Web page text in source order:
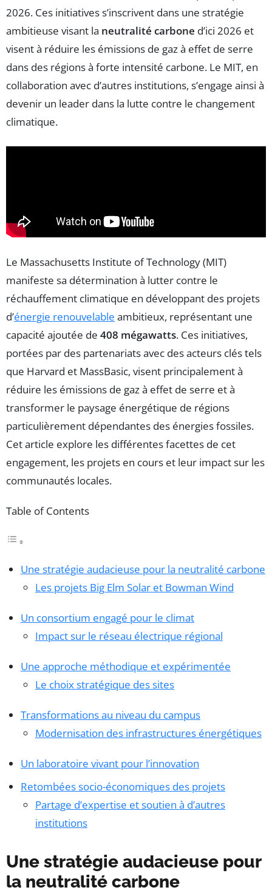
2026. Ces initiatives s’inscrivent dans une stratégie
ambitieuse visant la neutralité carbone d’ici 2026 et
visent à réduire les émissions de gaz à effet de serre
dans des régions à forte intensité carbone. Le MIT, en
collaboration avec d’autres institutions, s’engage ainsi à
devenir un leader dans la lutte contre le changement
climatique.
Le Massachusetts Institute of Technology (MIT)
manifeste sa détermination à lutter contre le
réchauffement climatique en développant des projets
d’énergie renouvelable ambitieux, représentant une
capacité ajoutée de 408 mégawatts. Ces initiatives,
portées par des partenariats avec des acteurs clés tels
que Harvard et MassBasic, visent principalement à
réduire les émissions de gaz à effet de serre et à
transformer le paysage énergétique de régions
particulièrement dépendantes des énergies fossiles.
Cet article explore les différentes facettes de cet
engagement, les projets en cours et leur impact sur les
communautés locales.
Table of Contents
Une stratégie audacieuse pour la neutralité carbone
Les projets Big Elm Solar et Bowman Wind
Un consortium engagé pour le climat
Impact sur le réseau électrique régional
Une approche méthodique et expérimentée
Le choix stratégique des sites
Transformations au niveau du campus
Modernisation des infrastructures énergétiques
Un laboratoire vivant pour l’innovation
Retombées socio-économiques des projets
Partage d’expertise et soutien à d’autres
institutions
Une stratégie audacieuse pour
la neutralité carbone